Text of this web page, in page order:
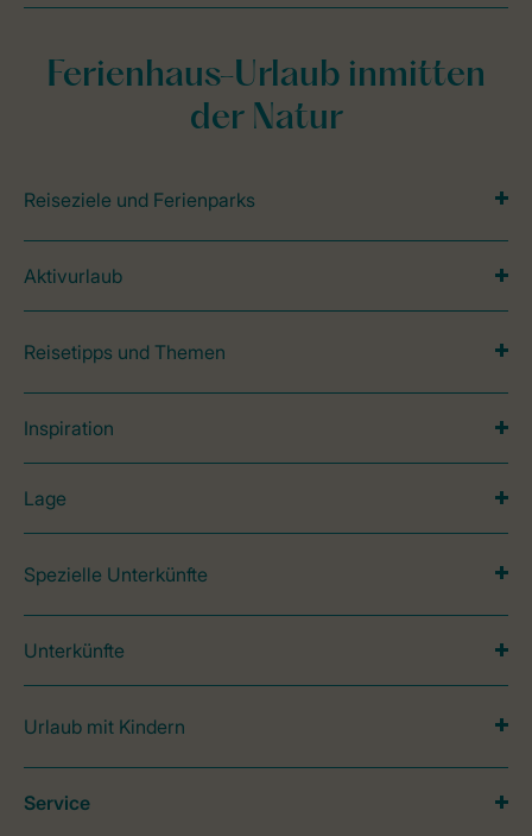
Ferienhaus-Urlaub inmitten
der Natur
Reiseziele und Ferienparks
Aktivurlaub
Reisetipps und Themen
Inspiration
Lage
Spezielle Unterkünfte
Unterkünfte
Urlaub mit Kindern
Service